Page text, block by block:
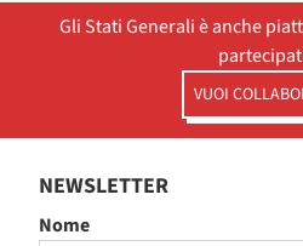
Gli Stati Generali è anche
VUOI
NEWSLETTER
Nome